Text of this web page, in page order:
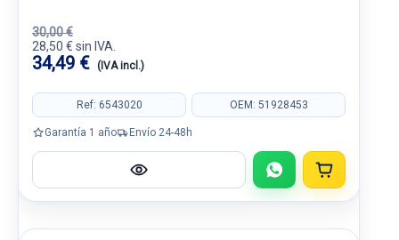
30,00 €
28,50 € sin IVA.
34,49 € (IVA incl.)
Ref: 6543020 OEM: 51928453
Garantía 1 año Envío 24-48h